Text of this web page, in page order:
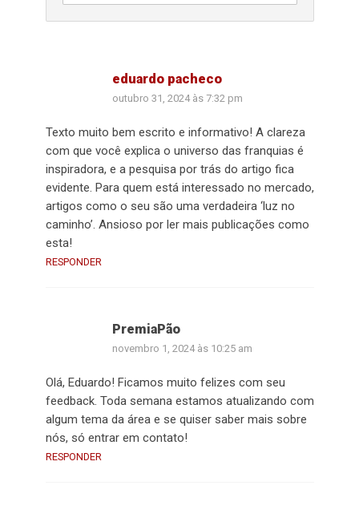
eduardo pacheco
outubro 31, 2024 às 7:32 pm
Texto muito bem escrito e informativo! A clareza
com que você explica o universo das franquias é
inspiradora, e a pesquisa por trás do artigo fica
evidente. Para quem está interessado no mercado,
artigos como o seu são uma verdadeira ‘luz no
caminho’. Ansioso por ler mais publicações como
esta!
RESPONDER
PremiaPão
novembro 1, 2024 às 10:25 am
Olá, Eduardo! Ficamos muito felizes com seu
feedback. Toda semana estamos atualizando com
algum tema da área e se quiser saber mais sobre
nós, só entrar em contato!
RESPONDER